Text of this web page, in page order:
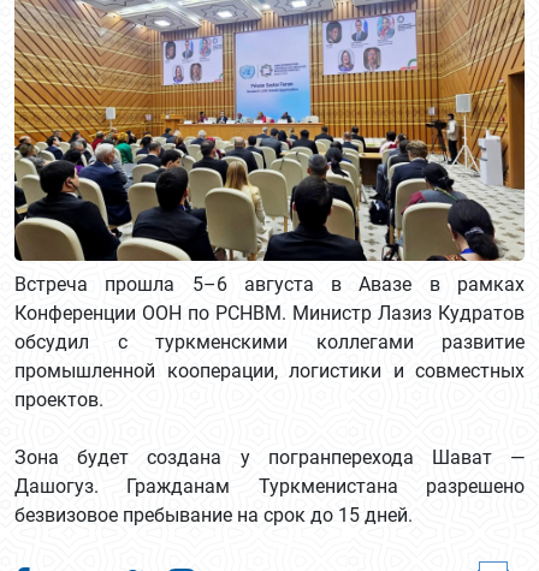
Встреча прошла 5–6 августа в Авазе в рамках
Конференции ООН по РСНВМ. Министр Лазиз Кудратов
обсудил с туркменскими коллегами развитие
промышленной кооперации, логистики и совместных
проектов.
Зона будет создана у погранперехода Шават —
Дашогуз. Гражданам Туркменистана разрешено
безвизовое пребывание на срок до 15 дней.